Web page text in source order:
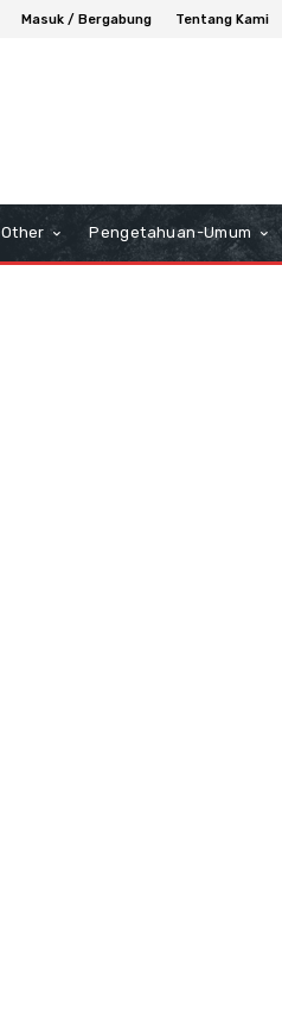
Masuk / Bergabung Tentang Kami
Other Pengetahuan-Umum